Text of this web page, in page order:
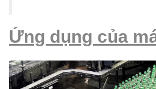
Ứng dụng của